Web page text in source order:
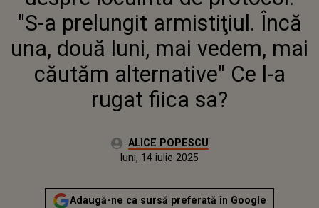
VEDEM, MAI CĂUTĂM
ALTERNATIVE" CE L-A RUGAT
FIICA SA?
"S-a prelungit armistiţiul. Încă
una, două luni, mai vedem, mai
căutăm alternative" Ce l-a
rugat fiica sa?
Autor:ALICE POPESCU
Publicat:
luni, 14 iulie 2025
Adaugă-ne ca sursă preferată în Google